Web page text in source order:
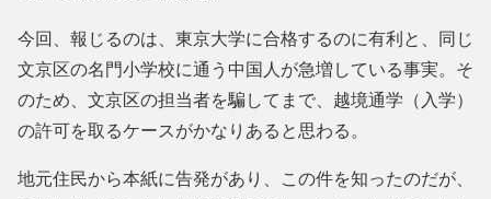
今回、報じるのは、東京大学に合格するのに有利と、同じ
文京区の名門小学校に通う中国人が急増している事実。そ
のため、文京区の担当者を騙してまで、越境通学（入学）
の許可を取るケースがかなりあると思わる。
地元住民から本紙に告発があり、この件を知ったのだが、